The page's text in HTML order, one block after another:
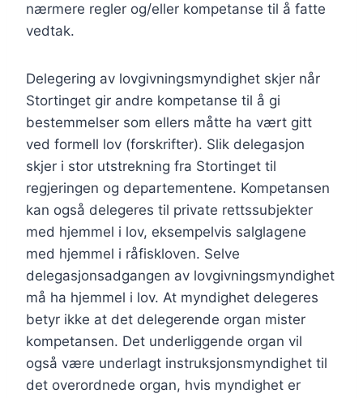
nærmere regler og/eller kompetanse til å fatte
vedtak.
Delegering av lovgivningsmyndighet skjer når
Stortinget gir andre kompetanse til å gi
bestemmelser som ellers måtte ha vært gitt
ved formell lov (forskrifter). Slik delegasjon
skjer i stor utstrekning fra Stortinget til
regjeringen og departementene. Kompetansen
kan også delegeres til private rettssubjekter
med hjemmel i lov, eksempelvis salglagene
med hjemmel i råfiskloven. Selve
delegasjonsadgangen av lovgivningsmyndighet
må ha hjemmel i lov. At myndighet delegeres
betyr ikke at det delegerende organ mister
kompetansen. Det underliggende organ vil
også være underlagt instruksjonsmyndighet til
det overordnede organ, hvis myndighet er